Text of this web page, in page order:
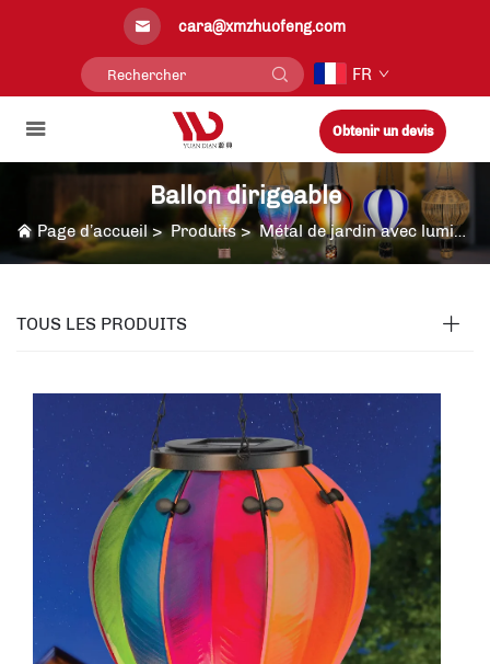
cara@xmzhuofeng.com
FR
Obtenir un devis
Ballon dirigeable
Page d’accueil>Produits> Métal de jardin avec lumière solaire
TOUS LES PRODUITS